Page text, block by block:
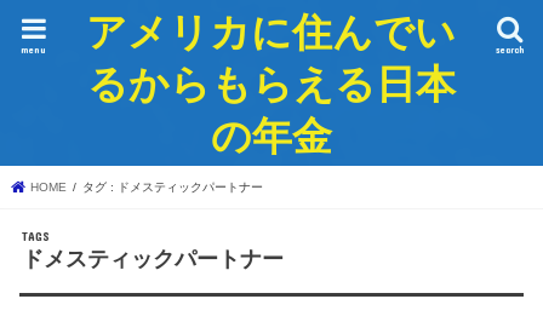
アメリカに住んでい
るからもらえる日本
の年金
search
menu
HOME タグ : ドメスティックパートナー
ドメスティックパートナー